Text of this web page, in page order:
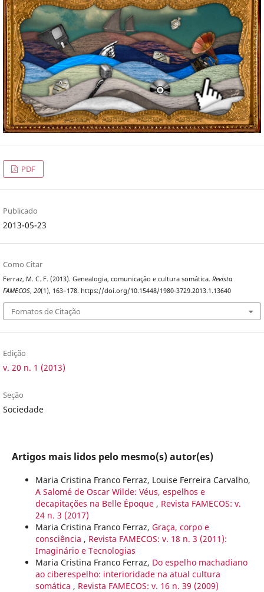
PDF
Publicado
2013-05-23
Como Citar
Ferraz, M. C. F. (2013). Genealogia, comunicação e cultura somática. Revista
FAMECOS, 20(1), 163–178. https://doi.org/10.15448/1980-3729.2013.1.13640
Fomatos de Citação
Edição
v. 20 n. 1 (2013)
Seção
Sociedade
Artigos mais lidos pelo mesmo(s) autor(es)
Maria Cristina Franco Ferraz, Louise Ferreira Carvalho,
A Salomé de Oscar Wilde: Véus, espelhos e
decapitações na Belle Époque , Revista FAMECOS: v.
24 n. 3 (2017)
Maria Cristina Franco Ferraz, Graça, corpo e
consciência , Revista FAMECOS: v. 18 n. 3 (2011):
Imaginário e Tecnologias
Maria Cristina Franco Ferraz, Do espelho machadiano
ao ciberespelho: interioridade na atual cultura
somática , Revista FAMECOS: v. 16 n. 39 (2009)